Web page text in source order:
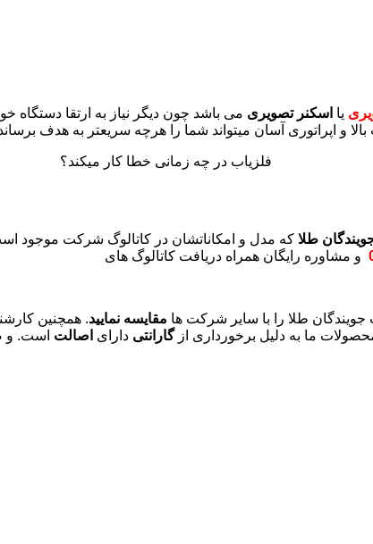
یا اسکنر تصویری می باشد چون دیگر نیاز به ارتقا دستگاه
و اپراتوری آسان میتواند شما را هرچه سریعتر به هدف
فلزیاب در چه زمانی خطا کار میکند؟
طلا که مدل و امکاناتشان در کاتالوگ شرکت موجود
و مشاوره رایگان همراه دریافت کاتالوگ های
طلا را با سایر شرکت ها مقایسه نمایید. همچنین
ما به دلیل برخورداری ازگارانتی دارای اصالت است. و